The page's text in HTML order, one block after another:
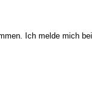
Ich melde mich bei